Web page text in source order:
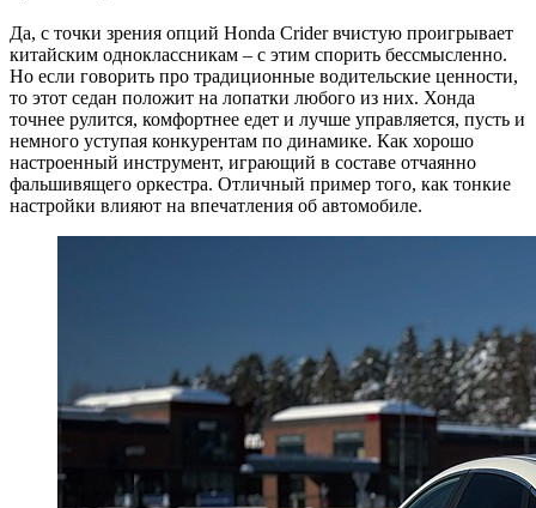
Да, с точки зрения опций Honda Crider вчистую проигрывает
китайским одноклассникам – с этим спорить бессмысленно.
Но если говорить про традиционные водительские ценности,
то этот седан положит на лопатки любого из них. Хонда
точнее рулится, комфортнее едет и лучше управляется, пусть и
немного уступая конкурентам по динамике. Как хорошо
настроенный инструмент, играющий в составе отчаянно
фальшивящего оркестра. Отличный пример того, как тонкие
настройки влияют на впечатления об автомобиле.